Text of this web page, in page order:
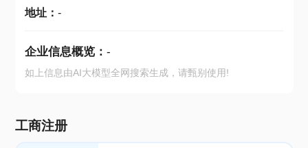
地址： -
企业信息概览： -
如上信息由AI大模型全网搜索生成，请甄别使用!
工商注册